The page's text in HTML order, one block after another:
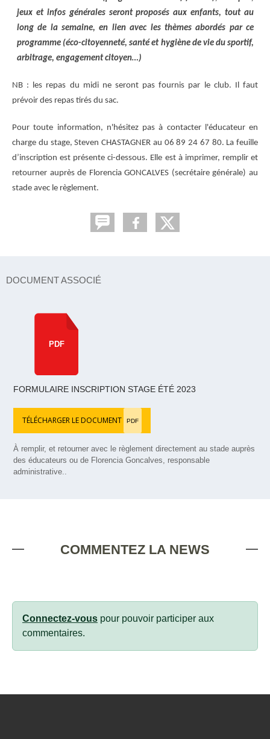
jeux et infos générales seront proposés aux enfants, tout au
long de la semaine, en lien avec les thèmes abordés par ce
programme (éco-citoyenneté, santé et hygiène de vie du sportif,
arbitrage, engagement citoyen…)
NB : les repas du midi ne seront pas fournis par le club. Il faut
prévoir des repas tirés du sac.
Pour toute information, n'hésitez pas à contacter l'éducateur en
charge du stage, Steven CHASTAGNER au 06 89 24 67 80. La feuille
d’inscription est présente ci-dessous. Elle est à imprimer, remplir et
retourner auprès de Florencia GONCALVES (secrétaire générale) au
stade avec le règlement.
DOCUMENT ASSOCIÉ
PDF
FORMULAIRE INSCRIPTION STAGE ÉTÉ 2023
TÉLÉCHARGER LE DOCUMENT PDF
À remplir, et retourner avec le règlement directement au stade auprès
des éducateurs ou de Florencia Goncalves, responsable
administrative..
COMMENTEZ LA NEWS
Connectez-vous pour pouvoir participer aux
commentaires.